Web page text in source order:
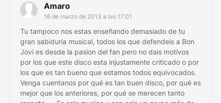
Amaro
16 de marzo de 2013 a las 17:01
Tu tampoco nos estas enseñando demasiado de tu
gran sabiduria musical, todos los que defendeis a Bon
Jovi es desde la pasion del fan pero no dais motivos
por los que este disco esta injustamente criticado o por
los que es tan bueno que estamos todos equivocados.
Venga cuentanos por qué es tan buen disco, por qué es
mejor que los anteriores, por qué se merecen tanto